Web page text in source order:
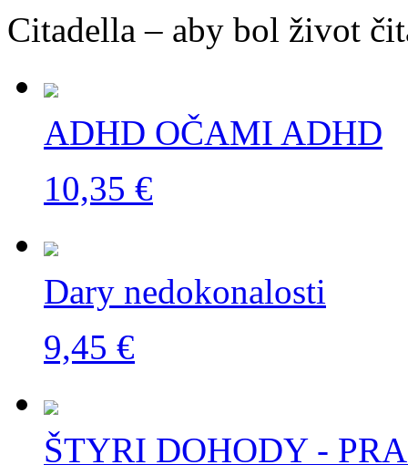
Citadella – aby bol život
ADHD OČAMI ADHD
10,35 €
Dary nedokonalosti
9,45 €
ŠTYRI DOHODY -